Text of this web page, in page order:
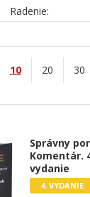
Radenie:
10 20 30
Správny
Komentár.
vydanie
4. VYDANIE